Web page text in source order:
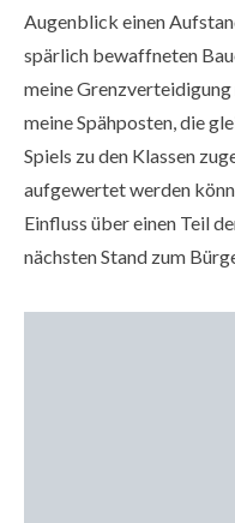
Augenblick einen
spärlich bewaffneten
meine Grenzverteidigung
meine Spähposten, die
Spiels zu den Klassen
aufgewertet werden
Einfluss über einen Teil
nächsten Stand zum